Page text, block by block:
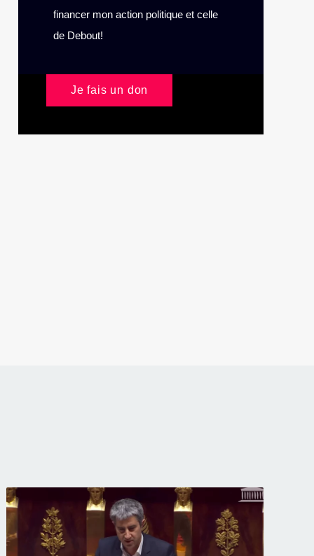
financer mon action politique et celle
de Debout!
Je fais un don